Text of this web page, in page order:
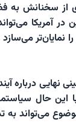
سخنانش به
آمریکا
نمایان‌تر
نهایی
این حال
می‌تواند